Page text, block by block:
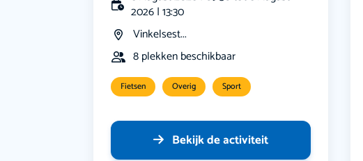
2026 | 13:30
Vinkelsest...
8 plekken beschikbaar
Fietsen Overig Sport
Bekijk de activiteit